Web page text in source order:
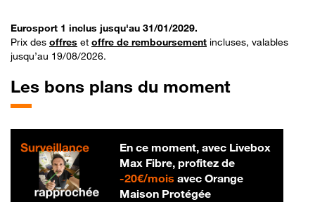
Eurosport 1 inclus jusqu'au 31/01/2029.
Prix des offres et offre de remboursement incluses, valables
jusqu’au 19/08/2026.
Les bons plans du moment
En ce moment, avec Livebox
Max Fibre, profitez de
-20€/mois20 € par mois
avec Orange
Maison Protégée